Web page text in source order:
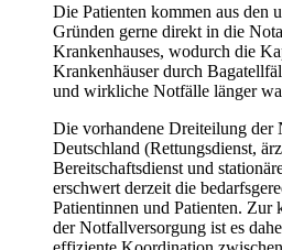
Die Patienten kommen aus den
Gründen gerne direkt in die
Krankenhauses, wodurch die
Krankenhäuser durch
und wirkliche Notfälle länger
Die vorhandene Dreiteilung der
Deutschland (Rettungsdienst,
Bereitschaftsdienst und
erschwert derzeit die
Patientinnen und Patienten. Zur
der Notfallversorgung ist es